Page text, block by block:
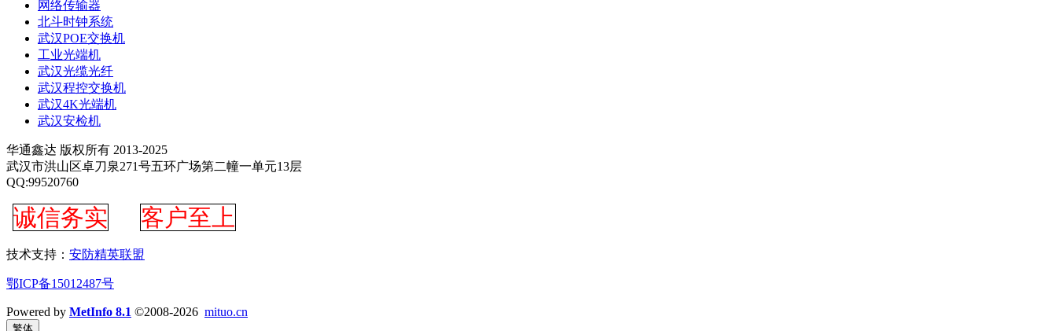
网络传输器
北斗时钟系统
武汉POE交换机
工业光端机
武汉光缆光纤
武汉程控交换机
武汉4K光端机
武汉安检机
华通鑫达 版权所有 2013-2025
武汉市洪山区卓刀泉271号五环广场第二幢一单元13层
QQ:99520760
诚信务实 客户至上
技术支持： 安防精英联盟
鄂ICP备15012487号
Powered by MetInfo 8.1 ©2008-2026 mituo.cn
繁体